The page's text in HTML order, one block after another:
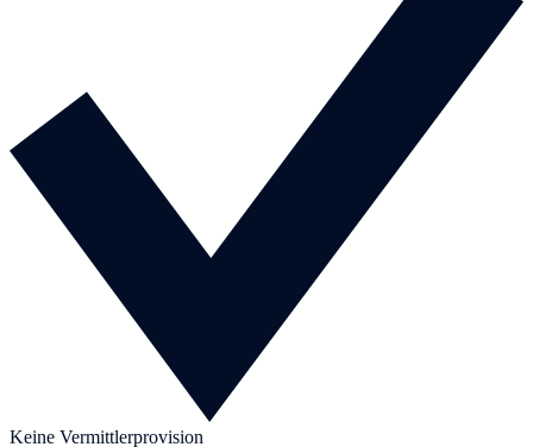
Keine Vermittlerprovision